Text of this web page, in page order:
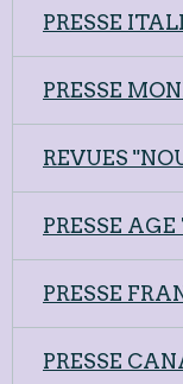
PRESSE
PRESSE
REVUES
PRESSE
PRESSE
PRESSE